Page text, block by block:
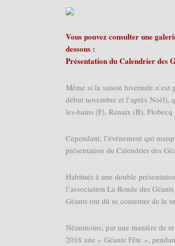
Vous pouvez consulter une
dessous :
Présentation du Calendrier des
Même si la saison hivernale
début novembre et l’après
les-bains (F), Renaix (B),
Cependant, l’événement qui
présentation du Calendrier des
Habitués à une double
l’association La Ronde des
Géants ont dû se contenter de la
Néanmoins, par une manière de
2018 une « Géante Fête »,